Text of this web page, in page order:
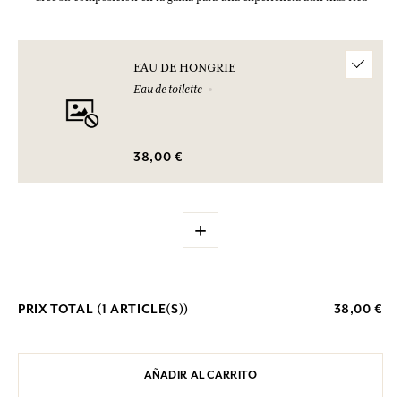
EAU DE HONGRIE
Eau de toilette
38,00 €
+
PRIX TOTAL (1 ARTICLE(S)) 38,00 €
AÑADIR AL CARRITO